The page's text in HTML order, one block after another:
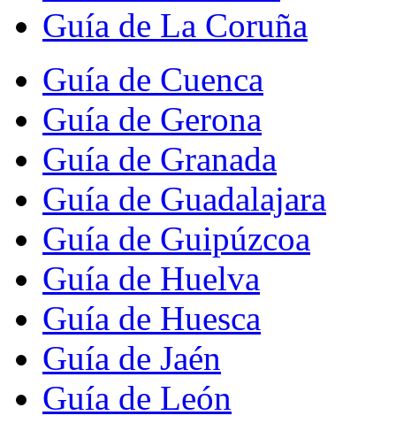
Guía de La Coruña
Guía de Cuenca
Guía de Gerona
Guía de Granada
Guía de Guadalajara
Guía de Guipúzcoa
Guía de Huelva
Guía de Huesca
Guía de Jaén
Guía de León